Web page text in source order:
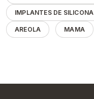
IMPLANTES DE SILICONA
AREOLA MAMA